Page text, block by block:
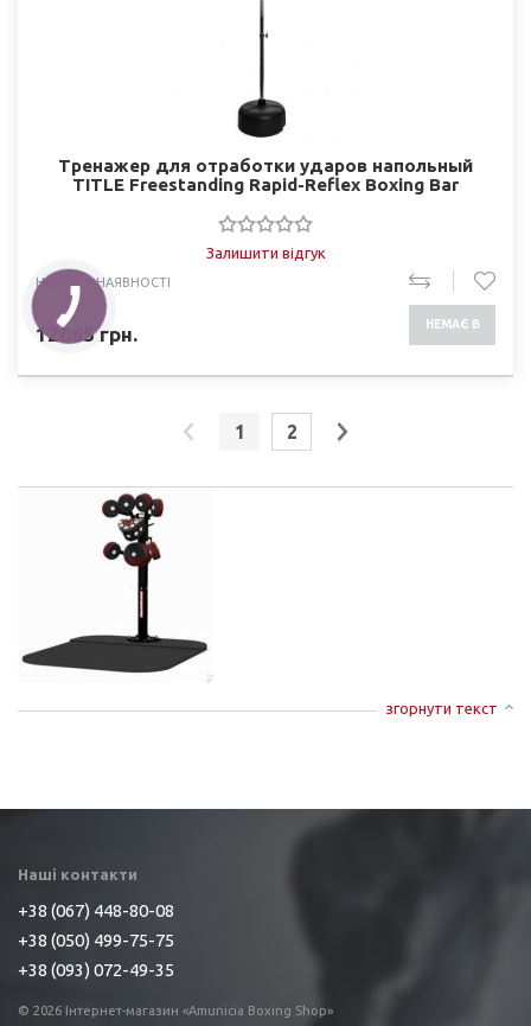
Тренажер для отработки ударов напольный
TITLE Freestanding Rapid-Reflex Boxing Bar
Залишити відгук
НЕМАЄ В НАЯВНОСТІ
12065грн. НЕМАЄ В
1 2
згорнути текст
Наші контакти
+38 (067) 448-80-08
+38 (050) 499-75-75
+38 (093) 072-49-35
© 2026 Інтернет-магазин «Amunicia Boxing Shop»